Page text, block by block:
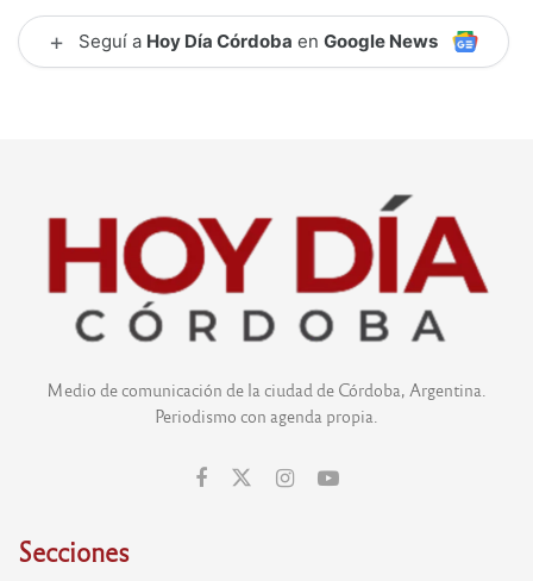
+ Seguí a Hoy Día Córdoba en Google News
Medio de comunicación de la ciudad de Córdoba, Argentina.
Periodismo con agenda propia.
Secciones